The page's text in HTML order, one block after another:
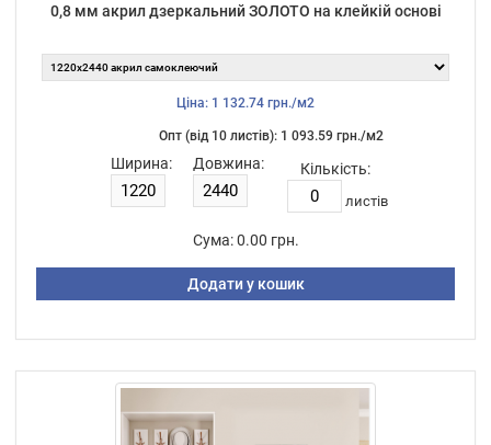
0,8 мм акрил дзеркальний ЗОЛОТО на клейкій основі
Ціна: 1 132.74 грн./м2
Опт (від 10 листiв): 1 093.59 грн./м2
Ширина: Довжина: Кількість:
листiв
Сума: 0.00 грн.
Додати у кошик